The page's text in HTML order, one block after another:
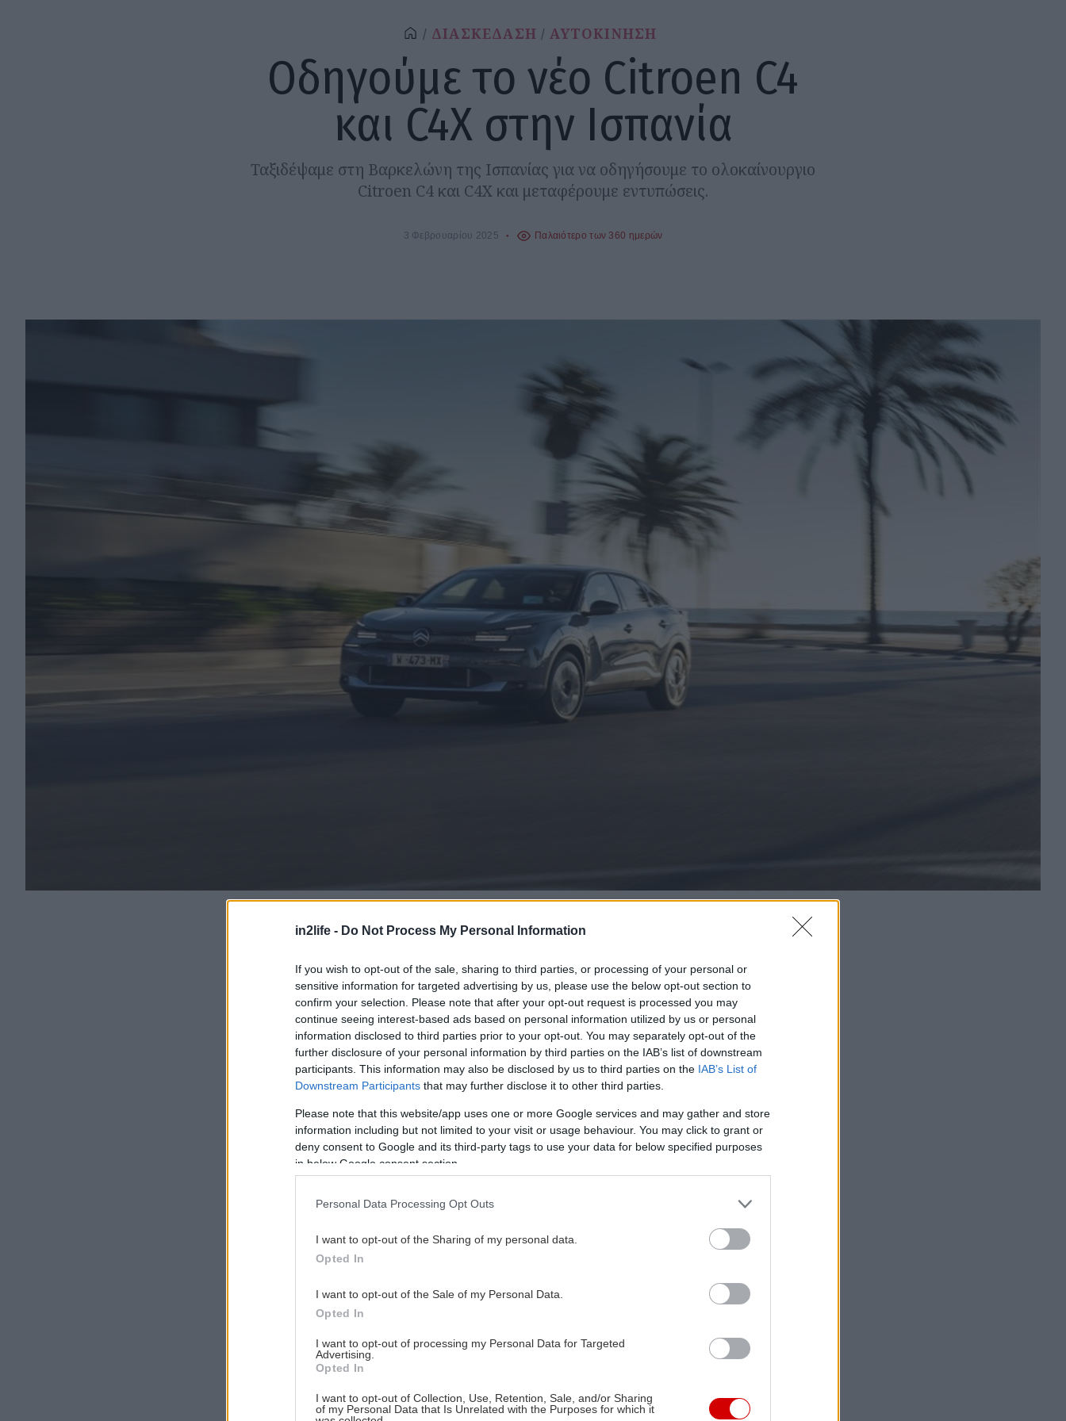
in2life - Do Not Process My Personal Information
If you wish to opt-out of the sale, sharing to third parties, or processing of your personal or
sensitive information for targeted advertising by us, please use the below opt-out section to
confirm your selection. Please note that after your opt-out request is processed you may
continue seeing interest-based ads based on personal information utilized by us or personal
information disclosed to third parties prior to your opt-out. You may separately opt-out of the
further disclosure of your personal information by third parties on the IAB’s list of downstream
participants. This information may also be disclosed by us to third parties on the IAB’s List of
Downstream Participants that may further disclose it to other third parties.
Please note that this website/app uses one or more Google services and may gather and store
information including but not limited to your visit or usage behaviour. You may click to grant or
deny consent to Google and its third-party tags to use your data for below specified purposes
in below Google consent section.
Personal Data Processing Opt Outs
I want to opt-out of the Sharing of my personal data.
Opted In
I want to opt-out of the Sale of my Personal Data.
Opted In
I want to opt-out of processing my Personal Data for Targeted
Advertising.
Opted In
I want to opt-out of Collection, Use, Retention, Sale, and/or Sharing
of my Personal Data that Is Unrelated with the Purposes for which it
ΔΙΑΣΚΕΔΑΣΗ ΑΥΤΟΚΙΝΗΣΗ
Οδηγούμε το νέο Citroen C4
και C4X στην Ισπανία
Ταξιδέψαμε στη Βαρκελώνη της Ισπανίας για να οδηγήσουμε το ολοκαίνουργιο
Citroen C4 και C4X και μεταφέρουμε εντυπώσεις.
3 Φεβρουαρίου 2025 Παλαιότερο των 360 ημερών